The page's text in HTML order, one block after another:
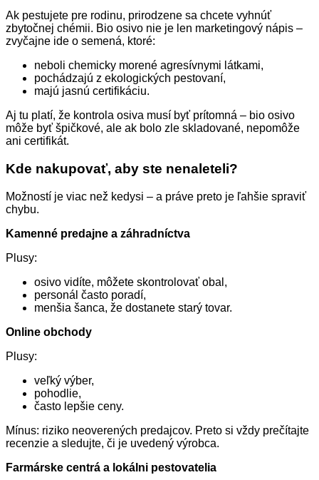
Ak pestujete pre rodinu, prirodzene sa chcete vyhnúť
zbytočnej chémii. Bio osivo nie je len marketingový nápis –
zvyčajne ide o semená, ktoré:
neboli chemicky morené agresívnymi látkami,
pochádzajú z ekologických pestovaní,
majú jasnú certifikáciu.
Aj tu platí, že kontrola osiva musí byť prítomná – bio osivo
môže byť špičkové, ale ak bolo zle skladované, nepomôže
ani certifikát.
Kde nakupovať, aby ste nenaleteli?
Možností je viac než kedysi – a práve preto je ľahšie spraviť
chybu.
Kamenné predajne a záhradníctva
Plusy:
osivo vidíte, môžete skontrolovať obal,
personál často poradí,
menšia šanca, že dostanete starý tovar.
Online obchody
Plusy:
veľký výber,
pohodlie,
často lepšie ceny.
Mínus: riziko neoverených predajcov. Preto si vždy prečítajte
recenzie a sledujte, či je uvedený výrobca.
Farmárske centrá a lokálni pestovatelia